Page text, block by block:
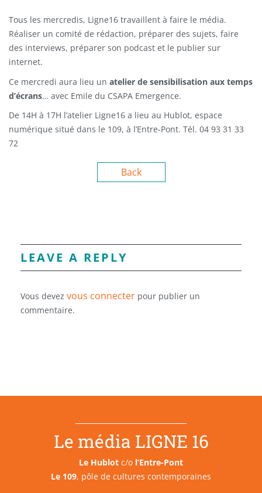
Tous les mercredis, Ligne16 travaillent à faire le média.
Réaliser un comité de rédaction, préparer des sujets, faire
des interviews, préparer son podcast et le publier sur
internet.
Ce mercredi aura lieu un atelier de sensibilisation aux temps
d’écrans… avec Emile du CSAPA Emergence.
De 14H à 17H l’atelier Ligne16 a lieu au Hublot, espace
numérique situé dans le 109, à l’Entre-Pont. Tél. 04 93 31 33
72
Back
LEAVE A REPLY
Vous devez vous connecter pour publier un
commentaire.
Le média LIGNE 16
Le Hublot c/o l’Entre-Pont
Le 109, pôle de cultures contemporaines